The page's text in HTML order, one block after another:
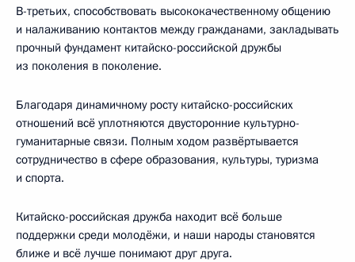
В-третьих, способствовать высококачественному общению
и налаживанию контактов между гражданами, закладывать
прочный фундамент китайско-российской дружбы
из поколения в поколение.
Благодаря динамичному росту китайско-российских
отношений всё уплотняются двусторонние культурно-
гуманитарные связи. Полным ходом развёртывается
сотрудничество в сфере образования, культуры, туризма
и спорта.
Китайско-российская дружба находит всё больше
поддержки среди молодёжи, и наши народы становятся
ближе и всё лучше понимают друг друга.